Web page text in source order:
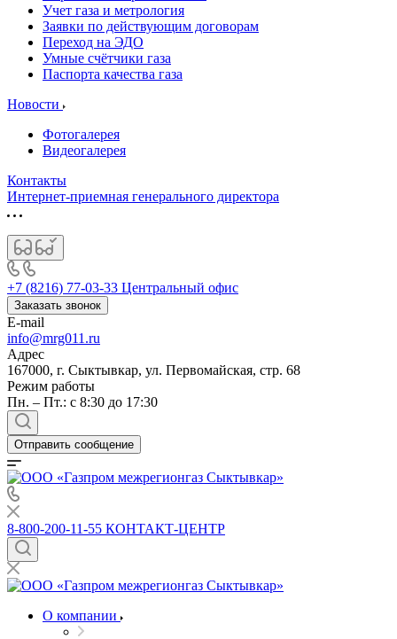
Учет газа и метрология
Заявки по действующим договорам
Переход на ЭДО
Умные счётчики газа
Паспорта качества газа
Новости
Фотогалерея
Видеогалерея
Контакты
Интернет-приемная генерального директора
+7 (8216) 77-03-33 Центральный офис
Заказать звонок
E-mail
info@mrg011.ru
Адрес
167000, г. Сыктывкар, ул. Первомайская, стр. 68
Режим работы
Пн. – Пт.: с 8:30 до 17:30
Отправить сообщение
8-800-200-11-55 КОНТАКТ-ЦЕНТР
О компании